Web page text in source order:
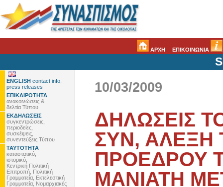
ΑΡΧΗ ΕΠΙΚΟΙΝΩΝΙΑ
ENGLISH contact info,
press releases
ΕΠΙΚΑΙΡΟΤΗΤΑ
ανακοινώσεις &
δελτία Τύπου
ΕΚΔΗΛΩΣΕΙΣ
συγκεντρώσεις,
περιοδείες,
συσκέψεις,
συνεντεύξεις Τύπου
ΤΑΥΤΟΤΗΤΑ
καταστατικό,
ιστορικό,
Κεντρική Πολιτική
Επιτροπή, Πολιτική
Γραμματεία, Εκτελεστική
Γραμματεία, Νομαρχιακές
10/03/2009
ΔΗΛΩΣΕΙΣ
ΣΥΝ, ΑΛΕΞΗ
ΠΡΟΕΔΡΟΥ
ΜΑΝΙΑΤΗ